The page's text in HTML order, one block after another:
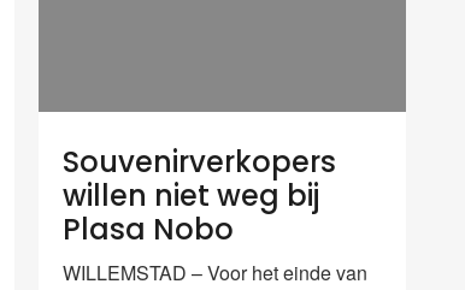
Souvenirverkopers
willen niet weg bij
Plasa Nobo
WILLEMSTAD – Voor het einde van